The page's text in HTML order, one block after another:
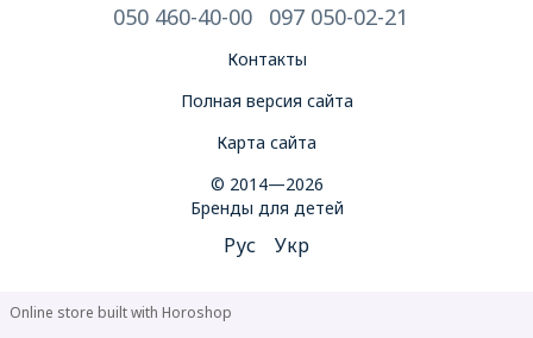
050 460-40-00 097 050-02-21
Контакты
Полная версия сайта
Карта сайта
© 2014—2026
Бренды для детей
Рус Укр
Online store built with Horoshop